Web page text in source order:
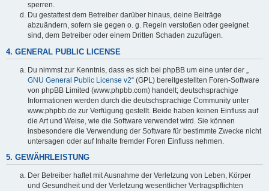
sperren.
Du gestattest dem Betreiber darüber hinaus, deine Beiträge
abzuändern, sofern sie gegen o. g. Regeln verstoßen oder geeignet
sind, dem Betreiber oder einem Dritten Schaden zuzufügen.
4. GENERAL PUBLIC LICENSE
Du nimmst zur Kenntnis, dass es sich bei phpBB um eine unter der „
GNU General Public License v2“ (GPL) bereitgestellten Foren-Software
von phpBB Limited (www.phpbb.com) handelt; deutschsprachige
Informationen werden durch die deutschsprachige Community unter
www.phpbb.de zur Verfügung gestellt. Beide haben keinen Einfluss auf
die Art und Weise, wie die Software verwendet wird. Sie können
insbesondere die Verwendung der Software für bestimmte Zwecke nicht
untersagen oder auf Inhalte fremder Foren Einfluss nehmen.
5. GEWÄHRLEISTUNG
Der Betreiber haftet mit Ausnahme der Verletzung von Leben, Körper
und Gesundheit und der Verletzung wesentlicher Vertragspflichten